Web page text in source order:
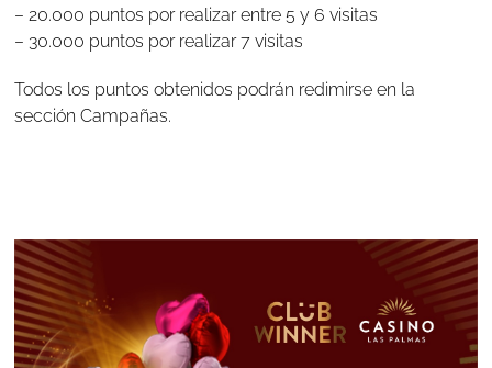
– 20.000 puntos por realizar entre 5 y 6 visitas
– 30.000 puntos por realizar 7 visitas
Todos los puntos obtenidos podrán redimirse en la
sección Campañas.